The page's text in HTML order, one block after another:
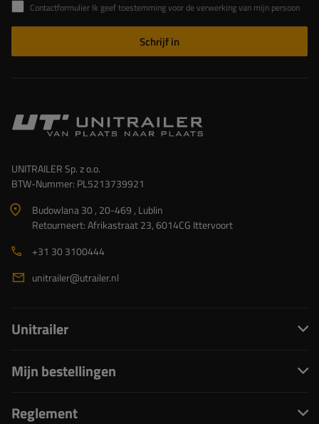
Contactformulier Ik geef toestemming voor de verwerking van mijn persoonlijke gegevens in het contactformulier in overeenstemming met de Verordening van het Europees Parlement en de Raad (EU)
Schrijf in
UNITRAILER Sp. z o.o.
BTW-Nummer: PL5213739921
Budowlana 30 , 20-469 , Lublin
Retourneert: Afrikastraat 23, 6014CG Ittervoort
+31 30 3100444
unitrailer@utrailer.nl
Unitrailer
Mijn bestellingen
Reglement